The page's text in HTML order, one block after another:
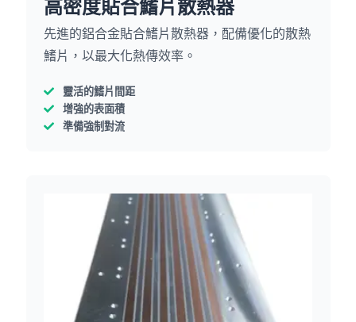
高密度貼合鰭片散熱器
先進的鋁合金貼合鰭片散熱器，配備優化的散熱
鰭片，以最大化熱傳效率。
靈活的鰭片間距
增強的表面積
準備強制對流